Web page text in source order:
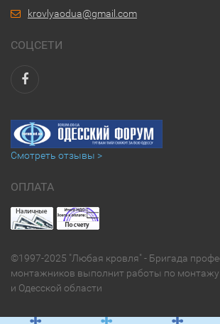
krovlyaodua@gmail.com
СОЦСЕТИ
Смотреть отзывы >
ОПЛАТА
©1997-2025 "Любая кровля" - Бригада
монтажников выполнит работы по
и Одесской области